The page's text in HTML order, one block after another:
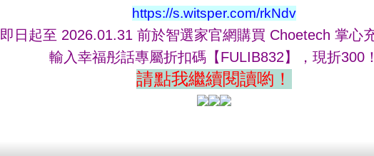
https://s.witsper.com/rkNdv
即日起至 2026.01.31 前於智選家官網購買 Choetech 掌心
輸入幸福彤話專屬折扣碼【FULIB832】，現折300！
請點我繼續閱讀喲！